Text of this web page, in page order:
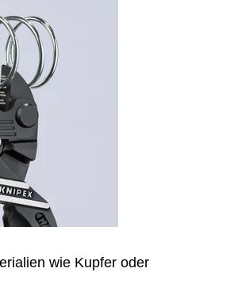
wie Kupfer oder